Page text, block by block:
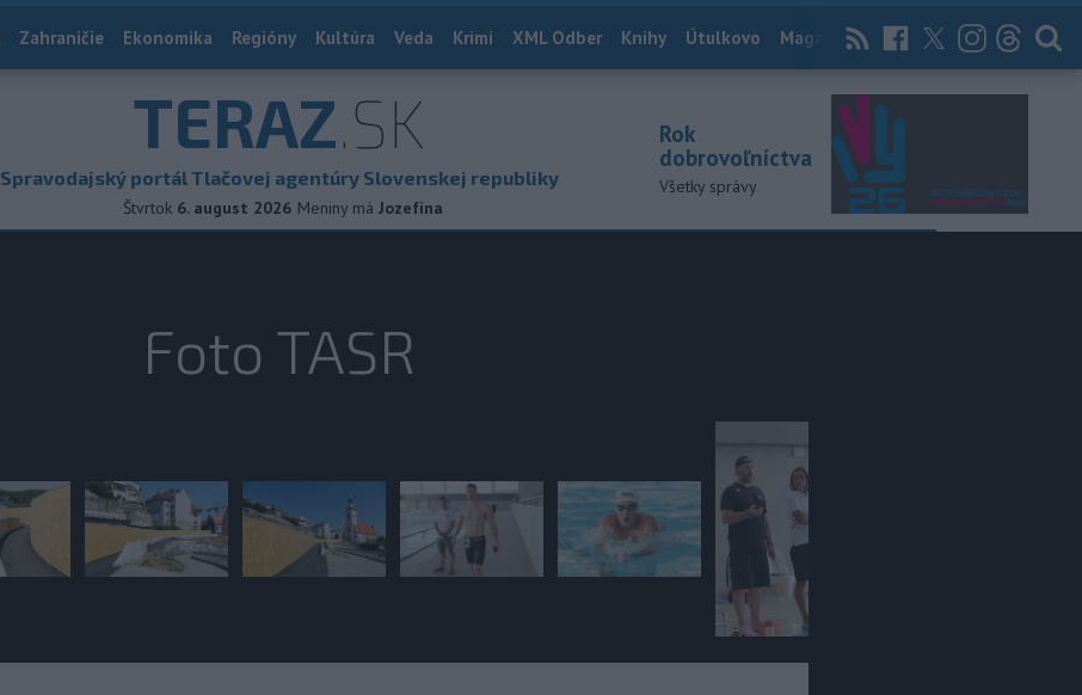
Zahraničie Ekonomika Regióny Kultúra Veda Krimi XML Odber Knihy Útulkovo Magazín News Now Archív
TERAZ.SK
Spravodajský portál Tlačovej agentúry Slovenskej republiky
Štvrtok 6. august 2026 Meniny má Jozefína
Rok
dobrovoľníctva
Všetky správy
Foto TASR